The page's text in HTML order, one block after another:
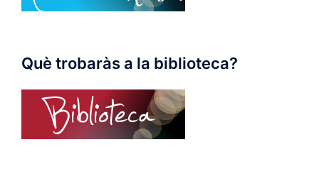
Què trobaràs a la biblioteca?